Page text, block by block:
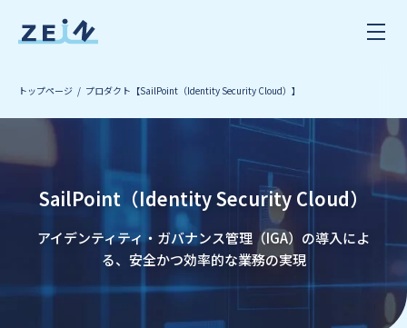
トップページ プロダクト【SailPoint（Identity Security Cloud）】
SailPoint（Identity Security Cloud）
アイデンティティ・ガバナンス管理（IGA）の導入によ
る、安全かつ効率的な業務の実現